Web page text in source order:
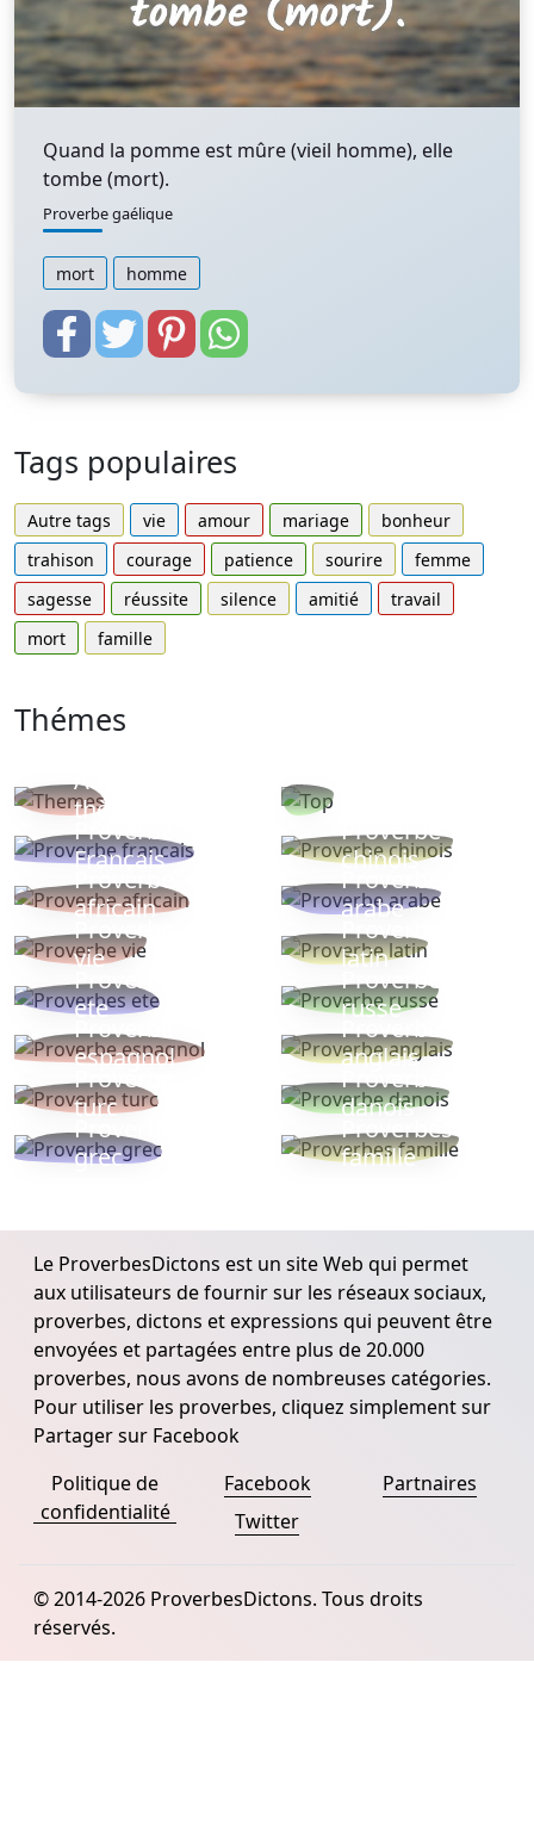
Quand la pomme est mûre (vieil homme), elle
tombe (mort).
Proverbe gaélique
mort homme
Tags populaires
Autre tags vie amour mariage
bonheur
trahison
courage patience sourire
femme
sagesse
réussite silence amitié
travail
mort
famille
Thémes
Autres
thèmes
Proverbe
Français
Proverbe
chinois
Proverbe
africain
Proverbe
arabe
Proverbe
vie
Proverbe
latin
Proverbes
ete
Proverbe
russe
Proverbe
espagnol
Proverbe
anglais
Proverbe
turc
Proverbe
danois
Proverbe
grec
Proverbes
famille
Le ProverbesDictons est un site Web qui permet
aux utilisateurs de fournir sur les réseaux sociaux,
proverbes, dictons et expressions qui peuvent être
envoyées et partagées entre plus de 20.000
proverbes, nous avons de nombreuses catégories.
Pour utiliser les proverbes, cliquez simplement sur
Partager sur Facebook
Politique de
confidentialité
Facebook
Twitter
Partnaires
© 2014-2026 ProverbesDictons. Tous droits
réservés.